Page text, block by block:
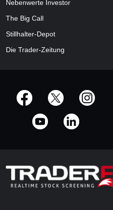
Nebenwerte Investor
The Big Call
Stillhalter-Depot
Die Trader-Zeitung
offizielle Social Media-Accounts